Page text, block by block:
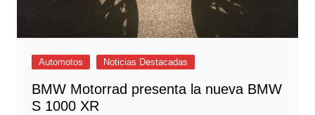
Automotos Noticias Destacadas
BMW Motorrad presenta la nueva BMW
S 1000 XR